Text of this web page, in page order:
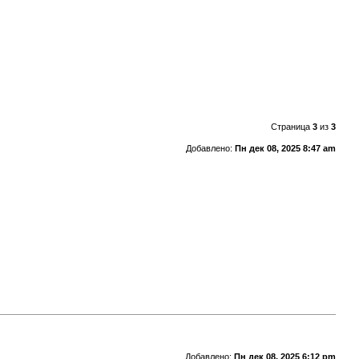
Страница 3из 3
Добавлено: Пн дек 08, 2025 8:47 am
Добавлено: Пн дек 08, 2025 6:12 pm